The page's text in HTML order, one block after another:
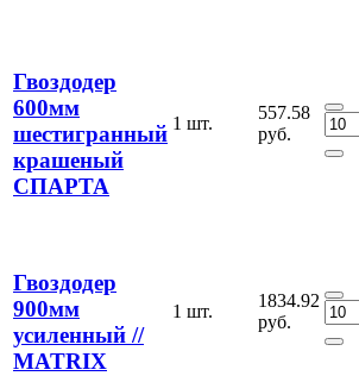
Гвоздодер
600мм
шестигранный
крашеный
СПАРТА
1 шт.
557.58
руб.
Гвоздодер
900мм
усиленный //
MATRIX
1 шт.
1834.92
руб.